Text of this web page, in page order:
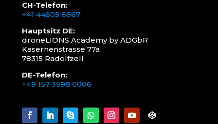
CH-Telefon:
+41 44505 6667
Hauptsitz DE:
droneLIONS Academy by ADGbR
Kasernenstrasse 77a
78315 Radolfzell
DE-Telefon:
+49 157 3598 0006